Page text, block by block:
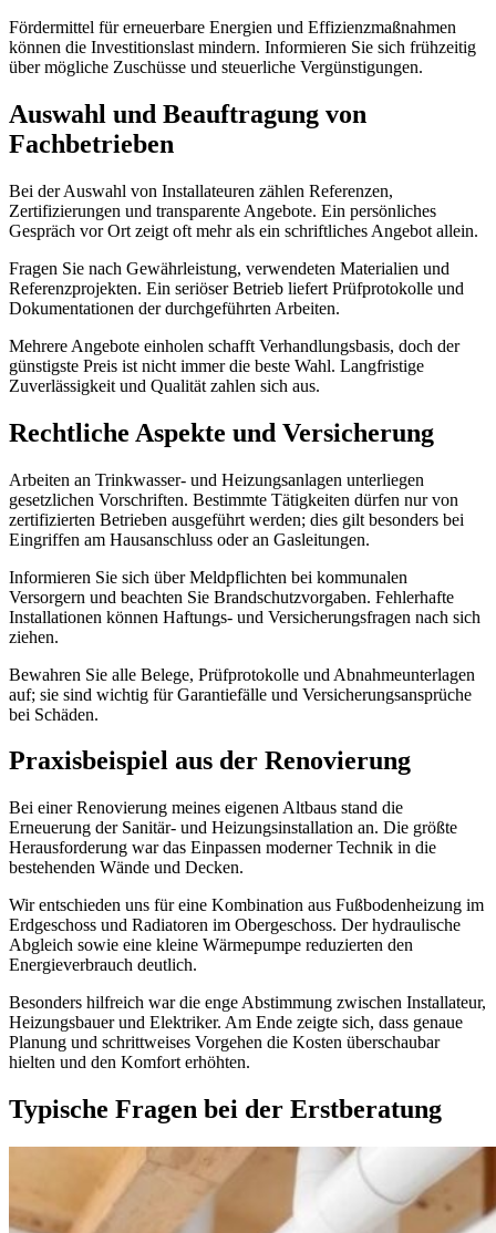
Fördermittel für erneuerbare Energien und Effizienzmaßnahmen
können die Investitionslast mindern. Informieren Sie sich frühzeitig
über mögliche Zuschüsse und steuerliche Vergünstigungen.
Auswahl und Beauftragung von
Fachbetrieben
Bei der Auswahl von Installateuren zählen Referenzen,
Zertifizierungen und transparente Angebote. Ein persönliches
Gespräch vor Ort zeigt oft mehr als ein schriftliches Angebot allein.
Fragen Sie nach Gewährleistung, verwendeten Materialien und
Referenzprojekten. Ein seriöser Betrieb liefert Prüfprotokolle und
Dokumentationen der durchgeführten Arbeiten.
Mehrere Angebote einholen schafft Verhandlungsbasis, doch der
günstigste Preis ist nicht immer die beste Wahl. Langfristige
Zuverlässigkeit und Qualität zahlen sich aus.
Rechtliche Aspekte und Versicherung
Arbeiten an Trinkwasser- und Heizungsanlagen unterliegen
gesetzlichen Vorschriften. Bestimmte Tätigkeiten dürfen nur von
zertifizierten Betrieben ausgeführt werden; dies gilt besonders bei
Eingriffen am Hausanschluss oder an Gasleitungen.
Informieren Sie sich über Meldpflichten bei kommunalen
Versorgern und beachten Sie Brandschutzvorgaben. Fehlerhafte
Installationen können Haftungs- und Versicherungsfragen nach sich
ziehen.
Bewahren Sie alle Belege, Prüfprotokolle und Abnahmeunterlagen
auf; sie sind wichtig für Garantiefälle und Versicherungsansprüche
bei Schäden.
Praxisbeispiel aus der Renovierung
Bei einer Renovierung meines eigenen Altbaus stand die
Erneuerung der Sanitär- und Heizungsinstallation an. Die größte
Herausforderung war das Einpassen moderner Technik in die
bestehenden Wände und Decken.
Wir entschieden uns für eine Kombination aus Fußbodenheizung im
Erdgeschoss und Radiatoren im Obergeschoss. Der hydraulische
Abgleich sowie eine kleine Wärmepumpe reduzierten den
Energieverbrauch deutlich.
Besonders hilfreich war die enge Abstimmung zwischen Installateur,
Heizungsbauer und Elektriker. Am Ende zeigte sich, dass genaue
Planung und schrittweises Vorgehen die Kosten überschaubar
hielten und den Komfort erhöhten.
Typische Fragen bei der Erstberatung